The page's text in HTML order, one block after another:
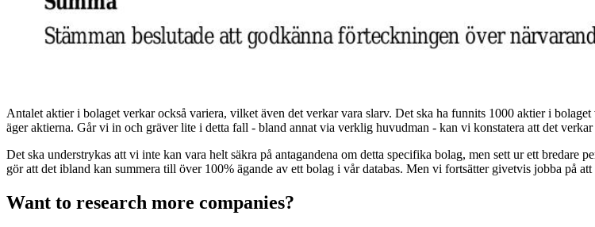
Antalet aktier i bolaget verkar också variera, vilket även det verkar vara slarv. Det ska ha funnits 1000 aktier i
äger aktierna. Går vi in och gräver lite i detta fall - bland annat via verklig huvudman - kan vi konstatera att det
Det ska understrykas att vi inte kan vara helt säkra på antagandena om detta specifika bolag, men sett ur ett
gör att det ibland kan summera till över 100% ägande av ett bolag i vår databas. Men vi fortsätter givetvis jobba på
Want to research more companies?